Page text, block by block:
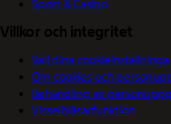
Sport & Casino
Villkor och integritet
Välj dina
Om cookies och
Behandling av
Visselblåsarfunktion